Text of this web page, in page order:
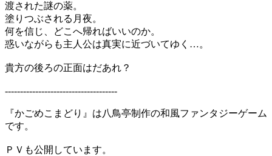
渡された謎の薬。
塗りつぶされる月夜。
何を信じ、どこへ帰ればいいのか。
惑いながらも主人公は真実に近づいてゆく…。
貴方の後ろの正面はだあれ？
-------------------------------------
『かごめこまどり』は八鳥亭制作の和風ファンタジーゲーム
です。
ＰＶも公開しています。